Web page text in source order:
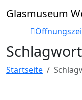
toGlasmuseum
Startseite